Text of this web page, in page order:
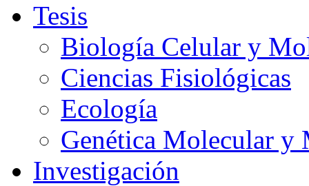
Tesis
Biología Celular y
Ciencias Fisiológicas
Ecología
Genética Molecular
Investigación